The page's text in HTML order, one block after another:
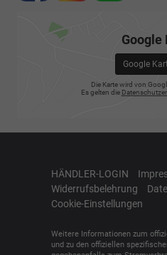
Google
Google
Die Karte wird von
Es gelten die
HÄNDLER-LOGIN
Widerrufsbelehrung
Cookie-Einstellungen
Weitere Informationen zum
und zu den offiziellen